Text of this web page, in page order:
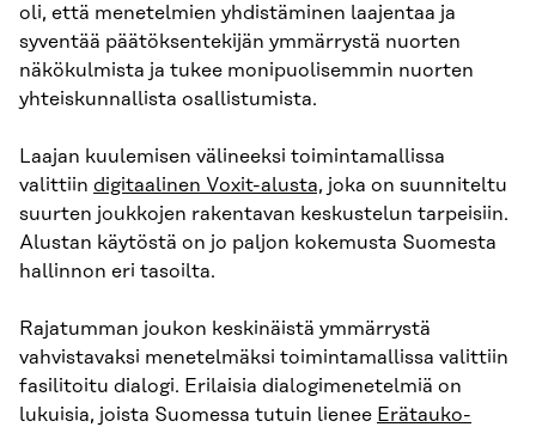
oli, että menetelmien yhdistäminen laajentaa ja
syventää päätöksentekijän ymmärrystä nuorten
näkökulmista ja tukee monipuolisemmin nuorten
yhteiskunnallista osallistumista.
Laajan kuulemisen välineeksi toimintamallissa
valittiin digitaalinen Voxit-alusta, joka on suunniteltu
suurten joukkojen rakentavan keskustelun tarpeisiin.
Alustan käytöstä on jo paljon kokemusta Suomesta
hallinnon eri tasoilta.
Rajatumman joukon keskinäistä ymmärrystä
vahvistavaksi menetelmäksi toimintamallissa valittiin
fasilitoitu dialogi. Erilaisia dialogimenetelmiä on
lukuisia, joista Suomessa tutuin lienee Erätauko-